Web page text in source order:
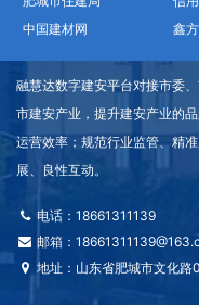
中国建材网
鑫
融慧达数字建安平台对接市委
市建安产业，提升建安产业的
运营效率；规范行业监管、精
展、良性互动。
电话：18661311139
邮箱：
地址：山东省肥城市文化路